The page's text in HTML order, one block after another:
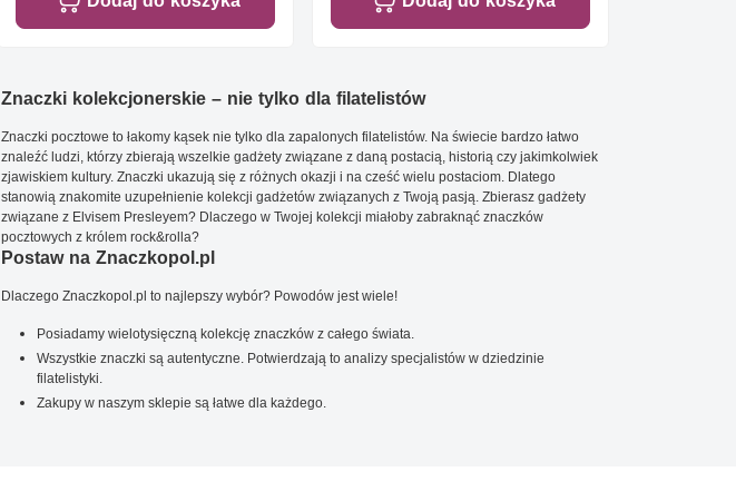
Znaczki kolekcjonerskie – nie tylko dla filatelistów
Znaczki pocztowe to łakomy kąsek nie tylko dla zapalonych filatelistów. Na świecie bardzo łatwo
znaleźć ludzi, którzy zbierają wszelkie gadżety związane z daną postacią, historią czy jakimkolwiek
zjawiskiem kultury. Znaczki ukazują się z różnych okazji i na cześć wielu postaciom. Dlatego
stanowią znakomite uzupełnienie kolekcji gadżetów związanych z Twoją pasją. Zbierasz gadżety
związane z Elvisem Presleyem? Dlaczego w Twojej kolekcji miałoby zabraknąć znaczków
pocztowych z królem rock&rolla?
Postaw na Znaczkopol.pl
Dlaczego Znaczkopol.pl to najlepszy wybór? Powodów jest wiele!
Posiadamy wielotysięczną kolekcję znaczków z całego świata.
Wszystkie znaczki są autentyczne. Potwierdzają to analizy specjalistów w dziedzinie
filatelistyki.
Zakupy w naszym sklepie są łatwe dla każdego.